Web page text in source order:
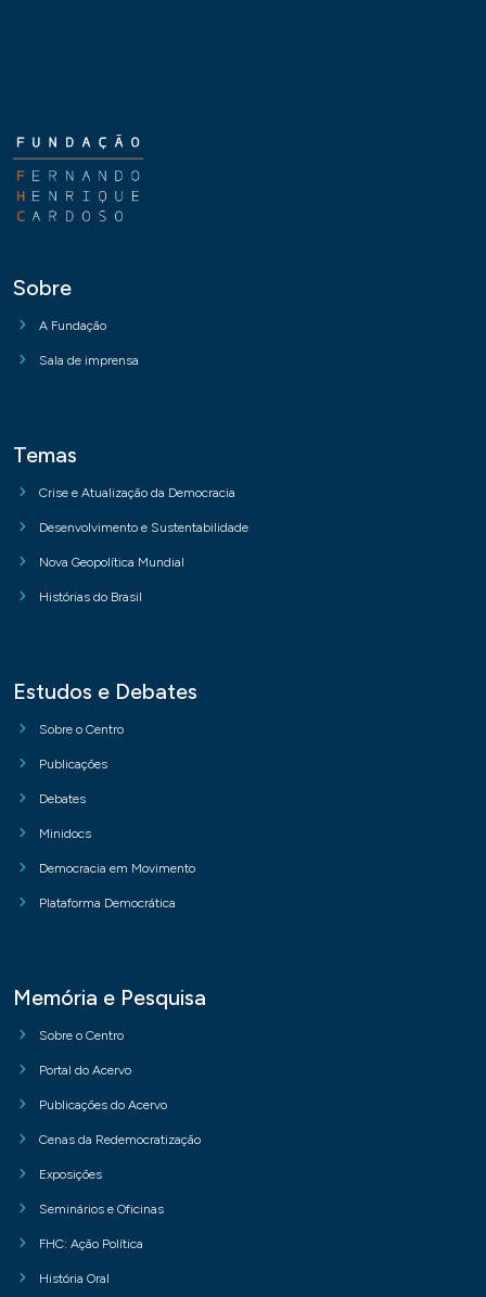
Sobre
A Fundação
Sala de imprensa
Temas
Crise e Atualização da Democracia
Desenvolvimento e Sustentabilidade
Nova Geopolítica Mundial
Histórias do Brasil
Estudos e Debates
Sobre o Centro
Publicações
Debates
Minidocs
Democracia em Movimento
Plataforma Democrática
Memória e Pesquisa
Sobre o Centro
Portal do Acervo
Publicações do Acervo
Cenas da Redemocratização
Exposições
Seminários e Oficinas
FHC: Ação Política
História Oral